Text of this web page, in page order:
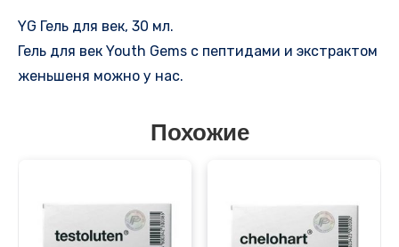
YG Гель для век, 30 мл.
Гель для век Youth Gems с пептидами и экстрактом
женьшеня можно у нас.
Похожие